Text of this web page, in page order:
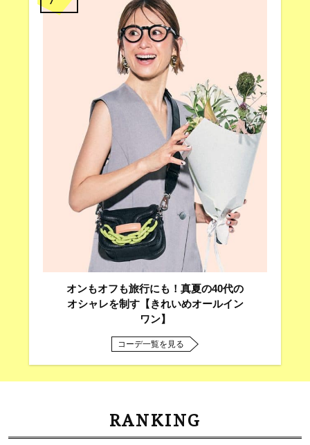
オンもオフも旅行にも！真夏の40代の
オシャレを制す【きれいめオールイン
ワン】
コーデ一覧を見る
RANKING